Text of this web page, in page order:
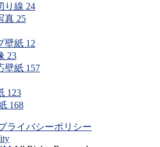
り線 24
真 25
壁紙 12
23
壁紙 157
123
168
ライバシーポリシー